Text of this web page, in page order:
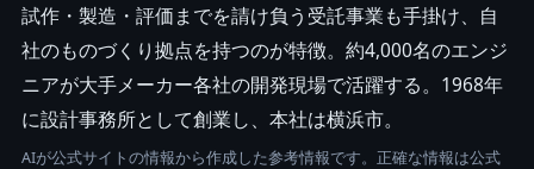
試作・製造・評価までを請け負う受託事業も手掛け、自
社のものづくり拠点を持つのが特徴。約4,000名のエンジ
ニアが大手メーカー各社の開発現場で活躍する。1968年
に設計事務所として創業し、本社は横浜市。
AIが公式サイトの情報から作成した参考情報です。正確な情報は公式